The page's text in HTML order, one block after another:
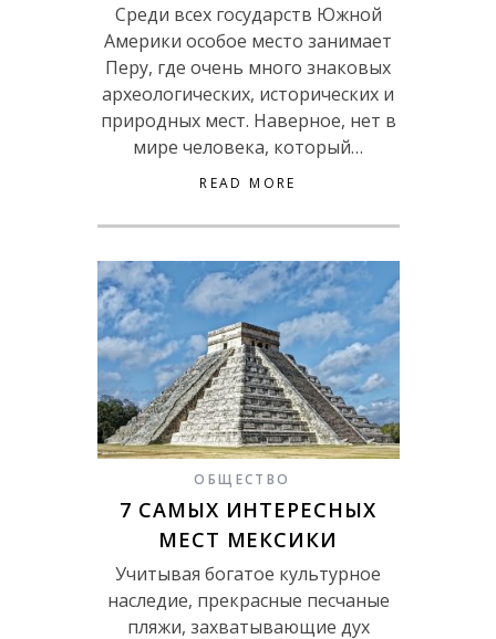
Среди всех государств Южной
Америки особое место занимает
Перу, где очень много знаковых
археологических, исторических и
природных мест. Наверное, нет в
мире человека, который…
READ MORE
ОБЩЕСТВО
7 САМЫХ ИНТЕРЕСНЫХ
МЕСТ МЕКСИКИ
Учитывая богатое культурное
наследие, прекрасные песчаные
пляжи, захватывающие дух